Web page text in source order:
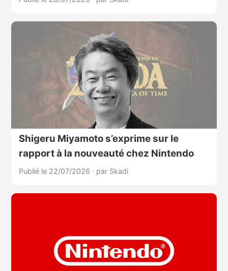
Shigeru Miyamoto s’exprime sur le
rapport à la nouveauté chez Nintendo
Publié le 22/07/2026 · par Skadi